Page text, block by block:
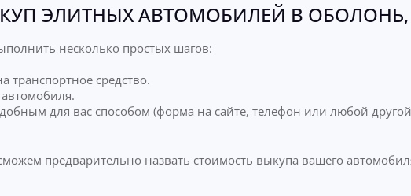
ЭЛИТНЫХ АВТОМОБИЛЕЙ В
несколько простых шагов:
транспортное средство.
для вас способом (форма на сайте, телефон или любой
предварительно назвать стоимость выкупа вашего